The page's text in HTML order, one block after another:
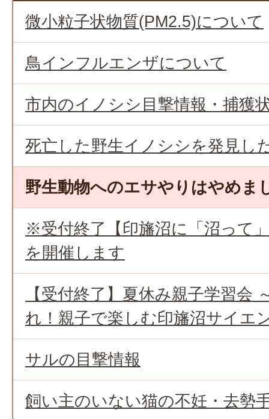
微小粒子状物質(PM2.5)について
鳥インフルエンザについて
市内のイノシシ目撃情報・捕獲
死亡した野生イノシシを発見し
野生動物へのエサやりはやめま
※受付終了【印旛沼に「沼って
を開催します
【受付終了】夏休み親子学習会
れ！親子で楽しむ印旛沼サイエ
サルの目撃情報
飼い主のいない猫の不妊・去勢